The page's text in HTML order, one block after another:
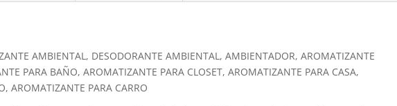
AMBIENTAL, DESODORANTE AMBIENTAL, AMBIENTADOR, AROMATIZANTE
PARA BAÑO, AROMATIZANTE PARA CLOSET, AROMATIZANTE PARA CASA,
AROMATIZANTE PARA CARRO